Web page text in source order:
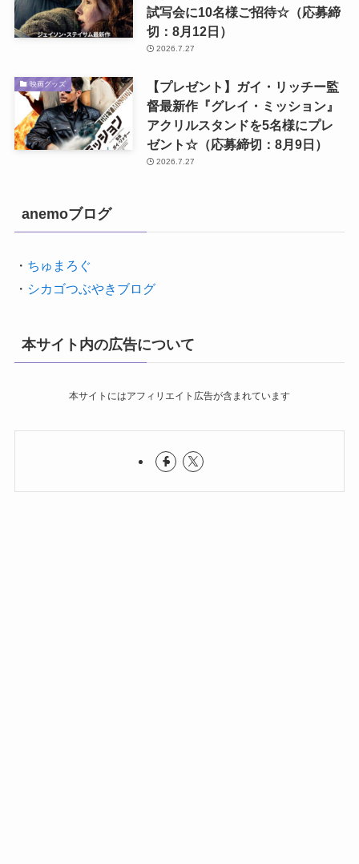
試写会に10名様ご招待☆（応募締
切：8月12日）
2026.7.27
映画グッズ
【プレゼント】ガイ・リッチー監
督最新作『グレイ・ミッション』
アクリルスタンドを5名様にプレ
ゼント☆（応募締切：8月9日）
2026.7.27
anemoブログ
・ ちゅまろぐ
・ シカゴつぶやきブログ
本サイト内の広告について
本サイトにはアフィリエイト広告が含まれています